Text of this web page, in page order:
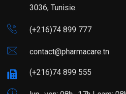
3036, Tunisie.
(+216)74 899 777
contact@pharmacare.tn
(+216)74 899 555